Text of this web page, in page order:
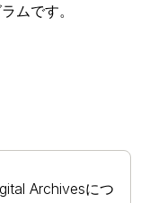
ムです。
Archivesにつ